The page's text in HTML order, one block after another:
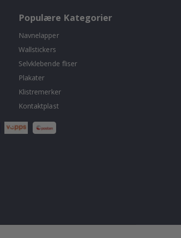
Populære Kategorier
Navnelapper
Wallstickers
Selvklebende fliser
Plakater
Klistremerker
Kontaktplast